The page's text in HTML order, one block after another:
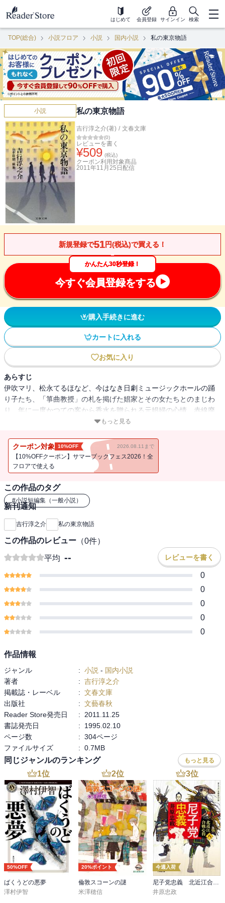
はじめて 会員登録 サインイン 検索
TOP(総合) 小説フロア 小説 国内小説 私の東京物語
小説 私の東京物語
吉行淳之介(著) / 文春文庫
(0)
レビューを書く
¥509 (税込)
クーポン利用対象商品
2011年11月25日 配信
新規登録で51円(税込)で買える！
かんたん30秒登録！
今すぐ会員登録をする
購入手続きに進む
カートに入れる
お気に入り
あらすじ
伊吹マリ、松永てるほなど、今はなき日劇ミュージックホールの踊
り子たち、「箏曲教授」の札を掲げた娼家とその女たちとのまじわ
り、年に一度かつての客から香水を贈られる元娼婦の心情、赤線廃
止後の向島「鳩の町」の思い出、無残にも伐られてしまった銀座の
を愛し、雑踏を愛し、都会を愛した作家の眼がとらえた昭和30、40
年代の東京。その懐かしい風景の数々を垣間見ることができるアン
ソロジー。
もっと見る
クーポン対象 10%OFF 2026.08.11まで
【10%OFFクーポン】サマーブックフェス2026！全
フロアで使える
この作品のタグ
#小説短編集（一般小説）
新刊通知
吉行淳之介 私の東京物語
この作品のレビュー （0件）
平均 -- レビューを書く
0
0
0
0
0
作品情報
ジャンル : 小説 - 国内小説
著者
: 吉行淳之介
掲載誌・レーベル
: 文春文庫
出版社
: 文藝春秋
Reader Store発売日
:
2011.11.25
書誌発売日
:
1995.02.10
ページ数
: 304ページ
ファイルサイズ
: 0.7MB
同じジャンルのランキング もっと見る
1位
50%OFF
ばくうどの悪夢
澤村伊智
2位
20%ポイント
倫敦スコーンの謎
米澤穂信
3位
今週入荷
尼子党忠義 北近江合戦心得〈八〉
井原忠政